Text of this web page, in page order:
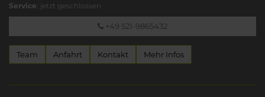
Service: jetzt geschlossen
+49 521-9865432
Team Anfahrt Kontakt Mehr Infos